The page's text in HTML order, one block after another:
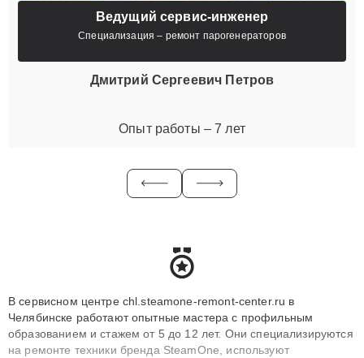
Ведущий сервис-инженер
Специализация – ремонт парогенераторов
Дмитрий Сергеевич Петров
Опыт работы – 7 лет
В сервисном центре chl.steamone-remont-center.ru в
Челябинске работают опытные мастера с профильным
образованием и стажем от 5 до 12 лет. Они специализируются
на ремонте техники бренда SteamOne, используют